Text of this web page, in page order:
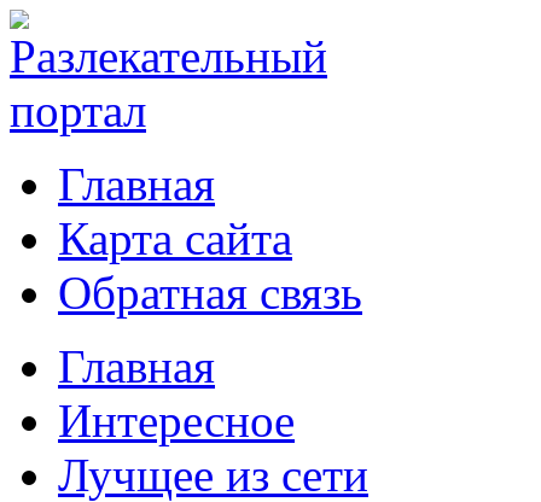
Главная
Карта сайта
Обратная связь
Главная
Интересное
Лучщее из сети